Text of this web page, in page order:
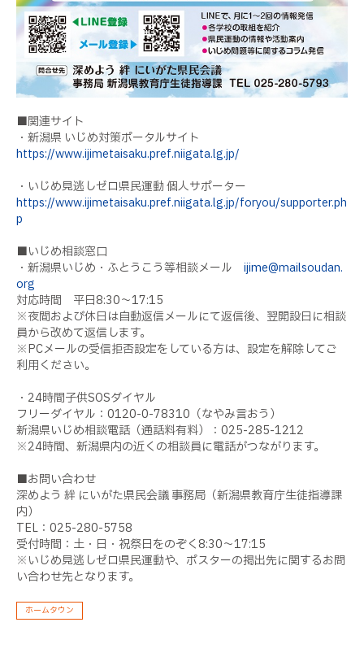
■関連サイト
・新潟県 いじめ対策ポータルサイト
https://www.ijimetaisaku.pref.niigata.lg.jp/
・いじめ見逃しゼロ県民運動 個人サポーター
https://www.ijimetaisaku.pref.niigata.lg.jp/foryou/supporter.ph
p
■いじめ相談窓口
・新潟県いじめ・ふとうこう等相談メール ijime@mailsoudan.
org
対応時間 平日8:30～17:15
※夜間および休日は自動返信メールにて返信後、翌開設日に相談
員から改めて返信します。
※PCメールの受信拒否設定をしている方は、設定を解除してご
利用ください。
・24時間子供SOSダイヤル
フリーダイヤル：0120-0-78310（なやみ言おう）
新潟県いじめ相談電話（通話料有料）：025-285-1212
※24時間、新潟県内の近くの相談員に電話がつながります。
■お問い合わせ
深めよう 絆 にいがた県民会議 事務局（新潟県教育庁生徒指導課
内）
TEL：025-280-5758
受付時間：土・日・祝祭日をのぞく8:30～17:15
※いじめ見逃しゼロ県民運動や、ポスターの掲出先に関するお問
い合わせ先となります。
ホームタウン